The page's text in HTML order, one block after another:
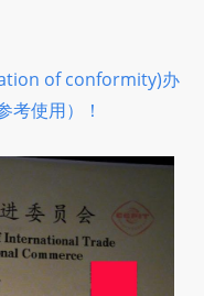
of conformity)办
考使用）！